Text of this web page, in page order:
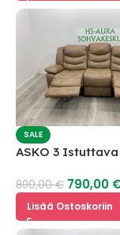
SALE
ASKO 3 Istuttava
890,00€ 790,00
Lisää Ostoskoriin